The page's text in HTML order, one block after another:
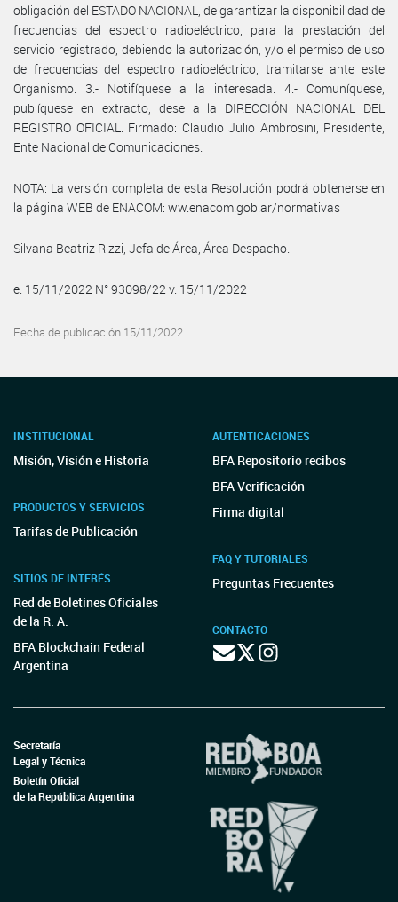
obligación del ESTADO NACIONAL, de garantizar la disponibilidad de
frecuencias del espectro radioeléctrico, para la prestación del
servicio registrado, debiendo la autorización, y/o el permiso de uso
de frecuencias del espectro radioeléctrico, tramitarse ante este
Organismo. 3.- Notifíquese a la interesada. 4.- Comuníquese,
publíquese en extracto, dese a la DIRECCIÓN NACIONAL DEL
REGISTRO OFICIAL. Firmado: Claudio Julio Ambrosini, Presidente,
Ente Nacional de Comunicaciones.
NOTA: La versión completa de esta Resolución podrá obtenerse en
la página WEB de ENACOM: ww.enacom.gob.ar/normativas
Silvana Beatriz Rizzi, Jefa de Área, Área Despacho.
e. 15/11/2022 N° 93098/22 v. 15/11/2022
Fecha de publicación 15/11/2022
INSTITUCIONAL
Misión, Visión e Historia
PRODUCTOS Y SERVICIOS
Tarifas de Publicación
SITIOS DE INTERÉS
Red de Boletines Oficiales
de la R. A.
BFA Blockchain Federal
Argentina
AUTENTICACIONES
BFA Repositorio recibos
BFA Verificación
Firma digital
FAQ Y TUTORIALES
Preguntas Frecuentes
CONTACTO
Secretaría
Legal y Técnica
Boletín Oficial
de la República Argentina